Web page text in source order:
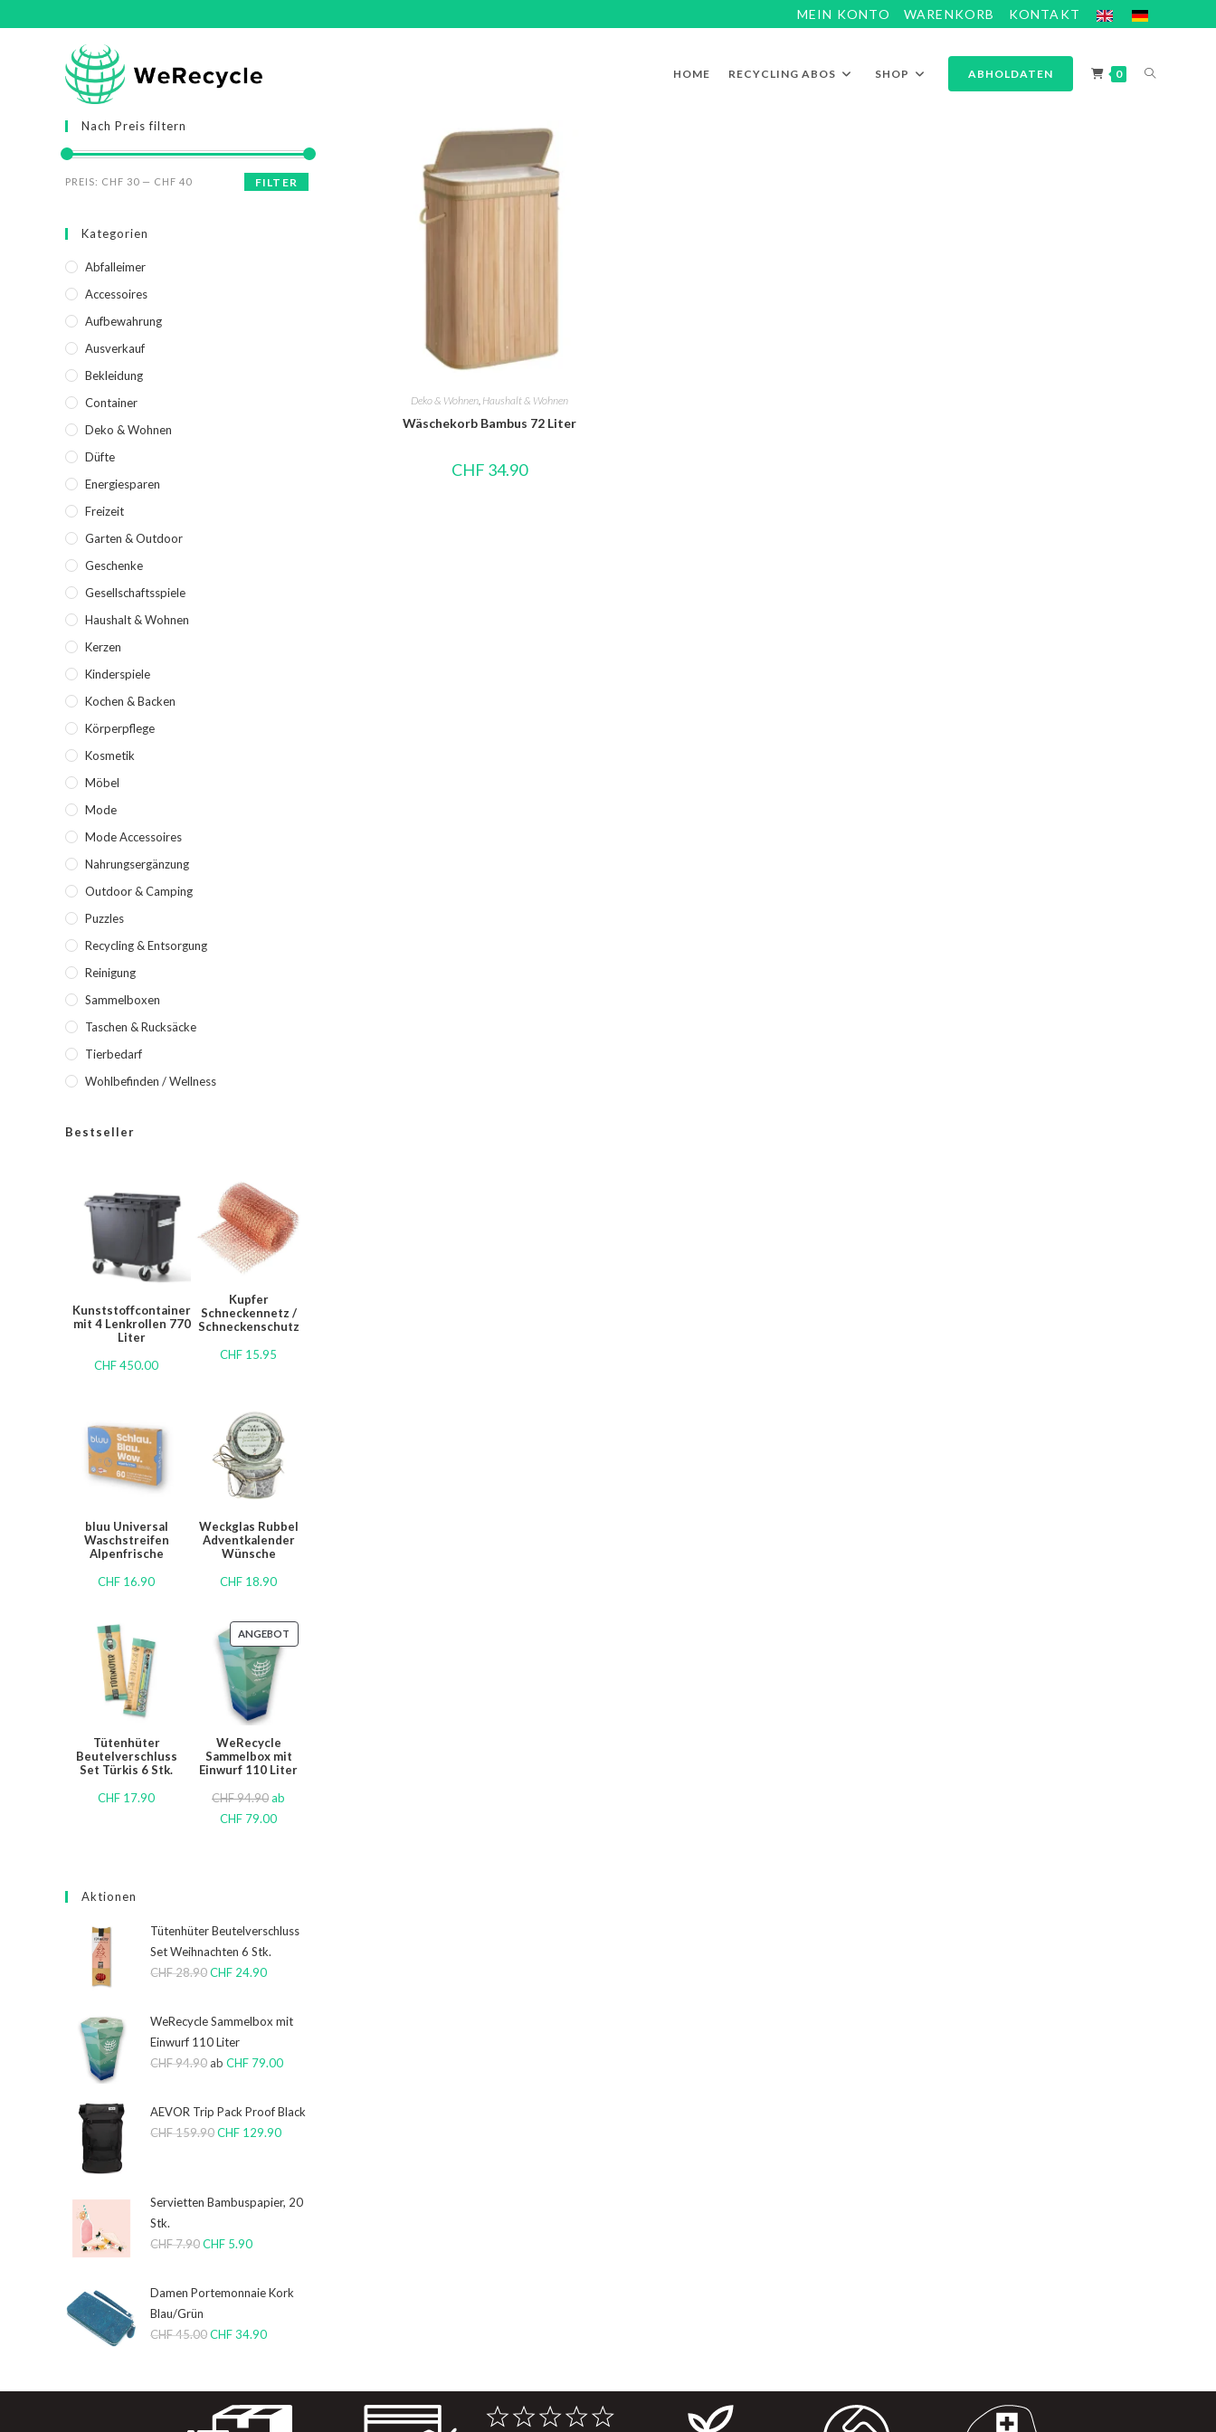
MEIN KONTO WARENKORB KONTAKT
HOME RECYCLING ABOS SHOP ABHOLDATEN 0
Deko & Wohnen Haushalt & Wohnen
Wäschekorb Bambus 72 Liter
CHF 34.90
Nach Preis filtern
FILTER
PREIS: CHF 30 — CHF 40
Kategorien
Abfalleimer
Accessoires
Aufbewahrung
Ausverkauf
Bekleidung
Container
Deko & Wohnen
Düfte
Energiesparen
Freizeit
Garten & Outdoor
Geschenke
Gesellschaftsspiele
Haushalt & Wohnen
Kerzen
Kinderspiele
Kochen & Backen
Körperpflege
Kosmetik
Möbel
Mode
Mode Accessoires
Nahrungsergänzung
Outdoor & Camping
Puzzles
Recycling & Entsorgung
Reinigung
Sammelboxen
Taschen & Rucksäcke
Tierbedarf
Wohlbefinden / Wellness
Bestseller
Kunststoffcontainer
mit 4 Lenkrollen 770
Liter
CHF450.00
Kupfer
Schneckennetz /
Schneckenschutz
CHF 15.95
bluu Universal
Waschstreifen
Alpenfrische
CHF 16.90
Weckglas Rubbel
Adventkalender
Wünsche
CHF 18.90
Tütenhüter
Beutelverschluss
Set Türkis 6 Stk.
CHF 17.90
ANGEBOT
WeRecycle
Sammelbox mit
Einwurf 110 Liter
CHF94.90ab
CHF 79.00
Aktionen
Tütenhüter Beutelverschluss
Set Weihnachten 6 Stk.
CHF28.90CHF 24.90
WeRecycle Sammelbox mit
Einwurf 110 Liter
CHF94.90 ab CHF 79.00
AEVOR Trip Pack Proof Black
CHF159.90CHF 129.90
Servietten Bambuspapier, 20
Stk.
CHF7.90CHF 5.90
Damen Portemonnaie Kork
Blau/Grün
CHF45.00CHF34.90